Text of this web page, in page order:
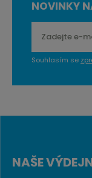
NOVINKY
Souhlasím se
NAŠE